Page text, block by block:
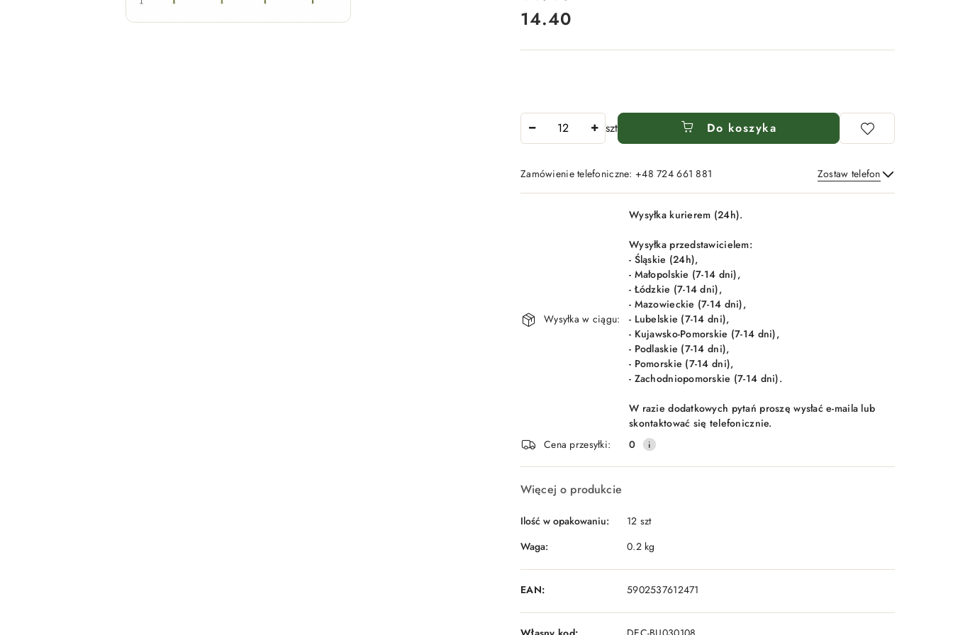
Cena:
14.40
szt Do koszyka
Zamówienie telefoniczne: +48 724 661 881 Zostaw telefon
Wyślij
Wysyłka w ciągu:
Wysyłka kurierem (24h).
Wysyłka przedstawicielem:
- Śląskie (24h),
- Małopolskie (7-14 dni),
- Łódzkie (7-14 dni),
- Mazowieckie (7-14 dni),
- Lubelskie (7-14 dni),
- Kujawsko-Pomorskie (7-14 dni),
- Podlaskie (7-14 dni),
- Pomorskie (7-14 dni),
- Zachodniopomorskie (7-14 dni).
W razie dodatkowych pytań proszę wysłać e-maila lub
skontaktować się telefonicznie.
Cena przesyłki:
0
Więcej o produkcie
Ilość w opakowaniu:
12 szt
Waga:
0.2 kg
EAN: 5902537612471